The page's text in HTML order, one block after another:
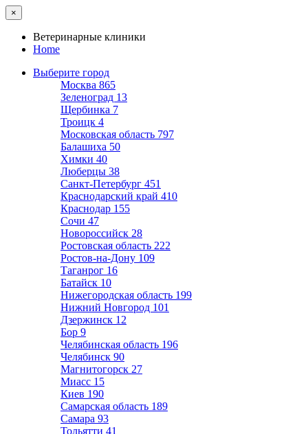
×
Ветеринарные клиники
Home
Выберите город
Москва 865
Зеленоград 13
Щербинка 7
Троицк 4
Московская область 797
Балашиха 50
Химки 40
Люберцы 38
Санкт-Петербург 451
Краснодарский край 410
Краснодар 155
Сочи 47
Новороссийск 28
Ростовская область 222
Ростов-на-Дону 109
Таганрог 16
Батайск 10
Нижегородская область 199
Нижний Новгород 101
Дзержинск 12
Бор 9
Челябинская область 196
Челябинск 90
Магнитогорск 27
Миасс 15
Киев 190
Самарская область 189
Самара 93
Тольятти 41